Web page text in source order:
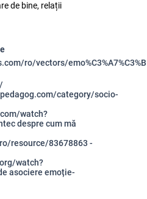
de bine, relații
ro/vectors/
category/socio-
watch?
despre cum mă
resource/83678863 -
watch?
asociere emoție-